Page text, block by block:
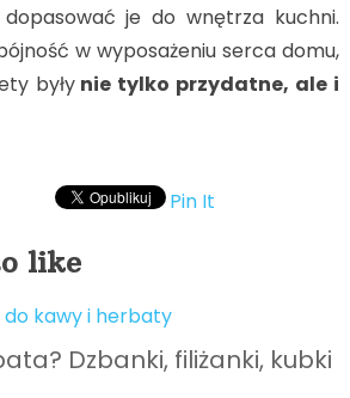
je do wnętrza kuchni.
w wyposażeniu serca domu,
byłynie tylko przydatne, ale i
Pin It
like
Dzbanki, filiżanki, kubki